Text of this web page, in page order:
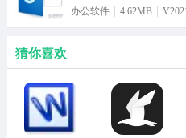
办公软件 4.62MB
猜你喜欢